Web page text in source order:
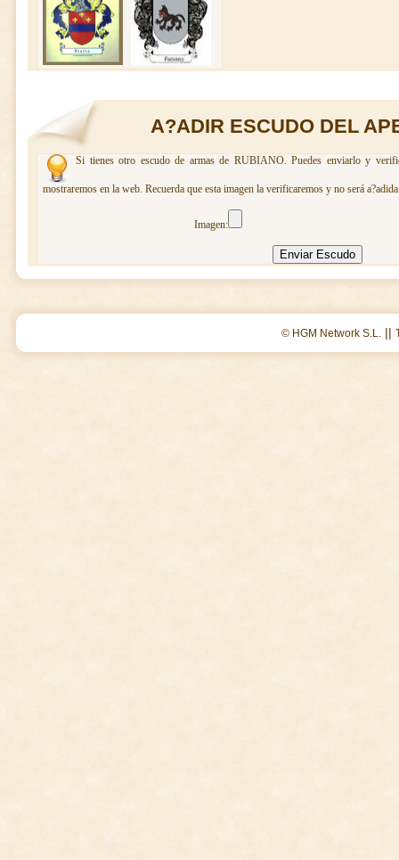
A?ADIR ESCUDO DEL
Si tienes otro escudo de armas de RUBIANO. Puedes enviarlo y
mostraremos en la web. Recuerda que esta imagen la verificaremos y no será
Imagen:
© HGM Network S.L. ||